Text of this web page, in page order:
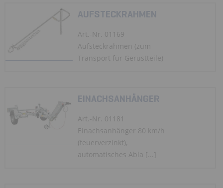
AUFSTECKRAHMEN
Art.-Nr. 01169
Aufsteckrahmen (zum
Transport für Gerüstteile)
EINACHSANHÄNGER
Art.-Nr. 01181
Einachsanhänger 80 km/h
(feuerverzinkt),
automatisches Abla [...]